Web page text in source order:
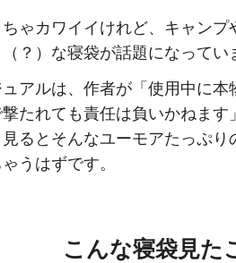
ゃカワイイけれど、キャンプ
？）な寝袋が話題になってい
アルは、作者が「使用中に本
たれても責任は負いかねま
るとそんなユーモアたっぷ
うはずです。
こんな寝袋見た